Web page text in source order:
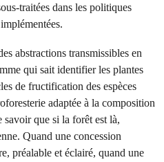
traitées dans les politiques
abstractions transmissibles en
qui sait identifier les plantes
de fructification des espèces
adaptée à la composition
savoir que si la forêt est là,
Quand une concession
préalable et éclairé, quand une